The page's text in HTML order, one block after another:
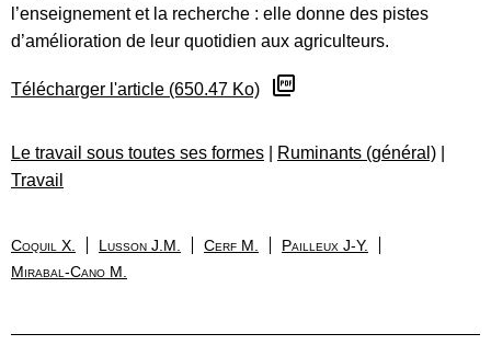
l’enseignement et la recherche : elle donne des pistes
d’amélioration de leur quotidien aux agriculteurs.
Télécharger l'article (650.47 Ko)
Le travail sous toutes ses formes Ruminants (général)
Travail
Coquil X. Lusson J.M. Cerf M.
Pailleux J-Y.
Mirabal-Cano M.